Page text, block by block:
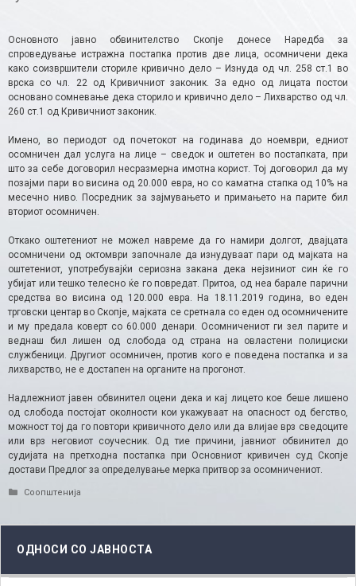
Основното јавно обвинителство Скопје донесе Наредба за
спроведување истражна постапка против две лица, осомничени дека
како соизвршители сториле кривично дело – Изнуда од чл. 258 ст.1 во
врска со чл. 22 од Кривичниот законик. За едно од лицата постои
основано сомневање дека сторило и кривично дело – Лихварство од чл.
260 ст.1 од Кривичниот законик.
Имено, во периодот од почетокот на годинава до ноември, едниот
осомничен дал услуга на лице – сведок и оштетен во постапката, при
што за себе договорил несразмерна имотна корист. Тој договорил да му
позајми пари во висина од 20.000 евра, но со каматна стапка од 10% на
месечно ниво. Посредник за зајмувањето и примањето на парите бил
вториот осомничен.
Откако оштетениот не можел навреме да го намири долгот, двајцата
осомничени од октомври започнале да изнудуваат пари од мајката на
оштетениот, употребувајќи сериозна закана дека нејзиниот син ќе го
убијат или тешко телесно ќе го повредат. Притоа, од неа барале парични
средства во висина од 120.000 евра. На 18.11.2019 година, во еден
трговски центар во Скопје, мајката се сретнала со еден од осомничените
и му предала коверт со 60.000 денари. Осомничениот ги зел парите и
веднаш бил лишен од слобода од страна на овластени полициски
службеници. Другиот осомничен, против кого е поведена постапка и за
лихварство, не е достапен на органите на прогонот.
Надлежниот јавен обвинител оцени дека и кај лицето кое беше лишено
од слобода постојат околности кои укажуваат на опасност од бегство,
можност тој да го повтори кривичното дело или да влијае врз сведоците
или врз неговиот соучесник. Од тие причини, јавниот обвинител до
судијата на претходна постапка при Основниот кривичен суд Скопје
достави Предлог за определување мерка притвор за осомничениот.
Categories
Соопштенија
ОДНОСИ СО ЈАВНОСТА